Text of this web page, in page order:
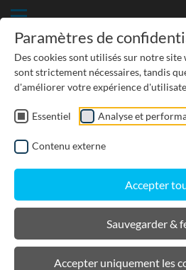
TP-GÉNIE CIVIL
PROTECTION DES EAUX
URBANISME, PAYSAGISME
BIRCOchimie
Paramètres de
Des cookies sont utilisés sur notre site
sont strictement nécessaires, tandis
d'améliorer votre expérience
Essentiel Analyse et
Contenu externe
Accepter
Sauvegarder &
Accepter uniquement les